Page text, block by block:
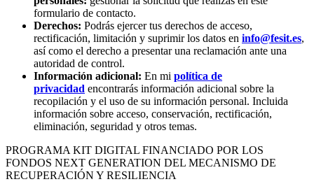
formulario de contacto.
Derechos: Podrás ejercer tus derechos de acceso,
rectificación, limitación y suprimir los datos en info@fesit.es,
así como el derecho a presentar una reclamación ante una
autoridad de control.
Información adicional: En mi política de
privacidad encontrarás información adicional sobre la
recopilación y el uso de su información personal. Incluida
información sobre acceso, conservación, rectificación,
eliminación, seguridad y otros temas.
PROGRAMA KIT DIGITAL FINANCIADO POR LOS
FONDOS NEXT GENERATION DEL MECANISMO DE
RECUPERACIÓN Y RESILIENCIA